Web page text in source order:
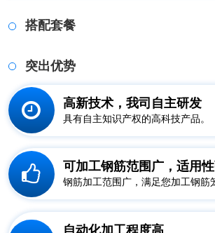
搭配套餐
突出优势
高新技术，我司自主研发
具有自主知识产权的高科技产品。
可加工钢筋范围广，适用
钢筋加工范围广，满足您加工钢筋